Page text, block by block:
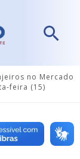
no Mercado
feira (15)